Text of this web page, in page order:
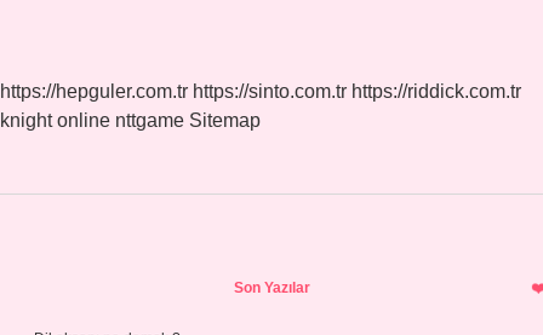
https://hepguler.com.tr https://sinto.com.tr https://riddick.com.tr
knight online nttgame Sitemap
Son Yazılar